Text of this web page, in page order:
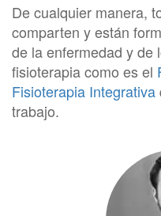
De cualquier manera,
comparten y están
de la enfermedad y de
fisioterapia como es el
Fisioterapia Integrativa
trabajo.